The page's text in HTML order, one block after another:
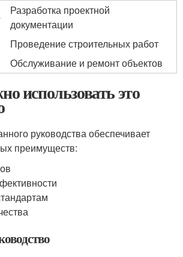
Разработка проектной
документации
Проведение строительных работ
Обслуживание и ремонт объектов
использовать это
руководства обеспечивает
преимуществ: